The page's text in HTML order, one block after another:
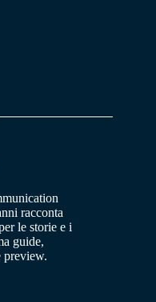
racconta
le storie e i
guide,
preview.